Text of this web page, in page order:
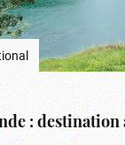
: destination